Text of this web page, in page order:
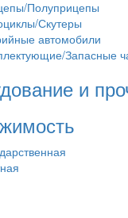
Полуприцепы
Скутеры
автомобили
Запасные
и